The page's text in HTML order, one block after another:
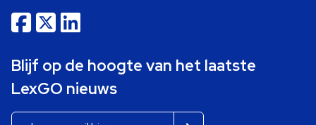
Blijf op de hoogte van het laatste
LexGO nieuws